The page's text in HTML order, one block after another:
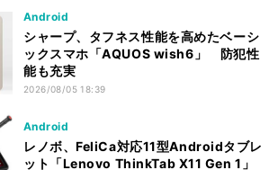
Android
シャープ、タフネス性能を高めたベーシ
ックスマホ「AQUOS wish6」 防犯性
能も充実
2026/08/05 18:39
Android
レノボ、FeliCa対応11型Androidタブレ
ット「Lenovo ThinkTab X11 Gen 1」